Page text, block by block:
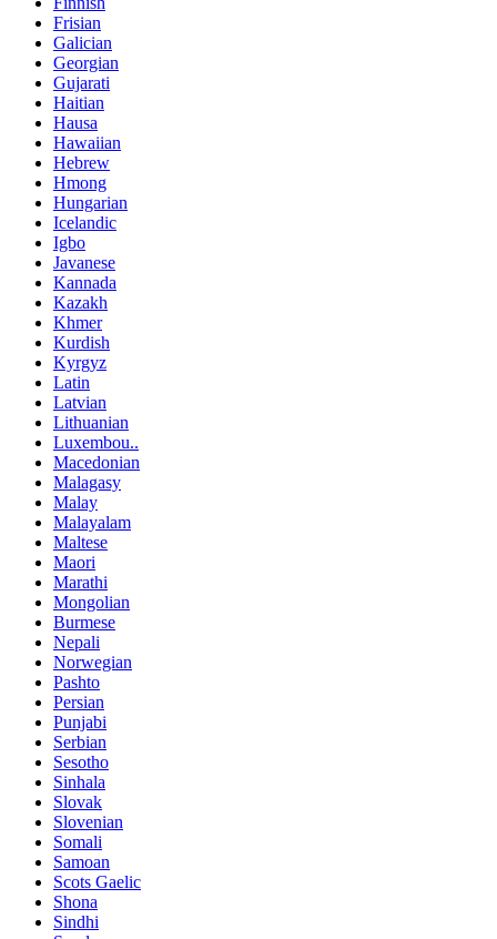
Frisian
Galician
Georgian
Gujarati
Haitian
Hausa
Hawaiian
Hebrew
Hmong
Hungarian
Icelandic
Igbo
Javanese
Kannada
Kazakh
Khmer
Kurdish
Kyrgyz
Latin
Latvian
Lithuanian
Luxembou..
Macedonian
Malagasy
Malay
Malayalam
Maltese
Maori
Marathi
Mongolian
Burmese
Nepali
Norwegian
Pashto
Persian
Punjabi
Serbian
Sesotho
Sinhala
Slovak
Slovenian
Somali
Samoan
Scots Gaelic
Shona
Sindhi